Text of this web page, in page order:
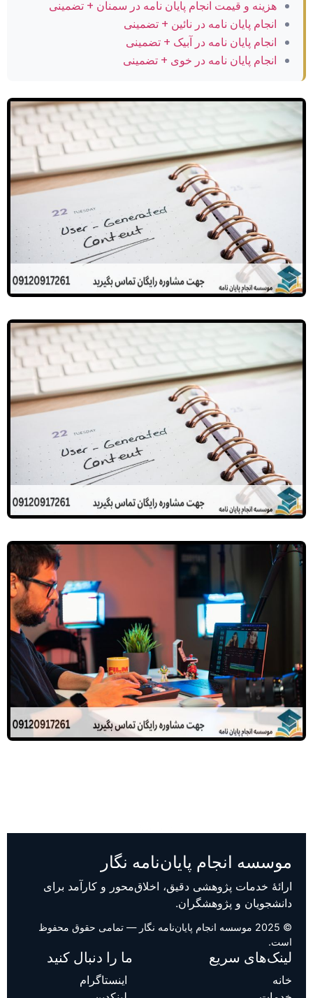
هزینه و قیمت انجام پایان نامه در سمنان + تضمینی
انجام پایان نامه در نائین + تضمینی
انجام پایان نامه در آبیک + تضمینی
انجام پایان نامه در خوی + تضمینی
موسسه انجام پایان‌نامه نگار
ارائهٔ خدمات پژوهشی دقیق، اخلاق‌محور و کارآمد برای
دانشجویان و پژوهشگران.
© 2025 موسسه انجام پایان‌نامه نگار — تمامی حقوق محفوظ
است.
لینک‌های سریع
خانه
ما را دنبال کنید
اینستاگرام